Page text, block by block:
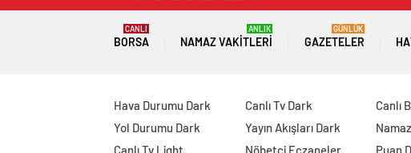
BORSA
CANLI
NAMAZ VAKITLERI
ANLIK
GAZETELER
GÜNLÜK
Hava Durumu Dark
Yol Durumu Dark
Canlı Tv Light
Canlı Tv Dark
Yayın Akışları Dark
Nöbetçi Eczaneler
Canlı
Puan